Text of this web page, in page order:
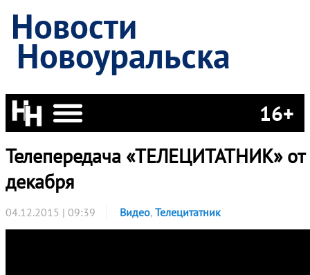
Новости
Новоуральска
16+
Телепередача «ТЕЛЕЦИТАТНИК» от
декабря
04.12.2015 | 09:39 Видео, Телецитатник